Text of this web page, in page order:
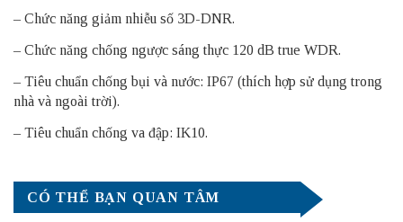
– Chức năng giảm nhiễu số 3D-DNR.
– Chức năng chống ngược sáng thực 120 dB true WDR.
– Tiêu chuẩn chống bụi và nước: IP67 (thích hợp sử dụng trong
nhà và ngoài trời).
– Tiêu chuẩn chống va đập: IK10.
CÓ THỂ BẠN QUAN TÂM